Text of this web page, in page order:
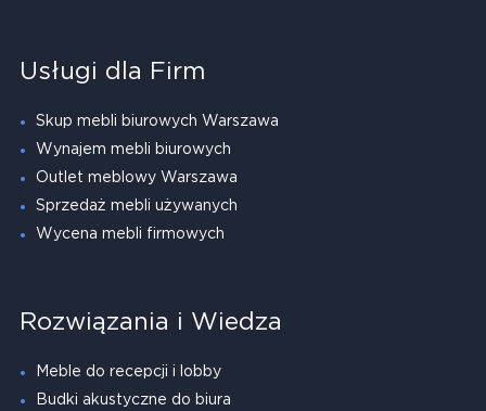
Usługi dla Firm
Skup mebli biurowych Warszawa
Wynajem mebli biurowych
Outlet meblowy Warszawa
Sprzedaż mebli używanych
Wycena mebli firmowych
Rozwiązania i Wiedza
Meble do recepcji i lobby
Budki akustyczne do biura